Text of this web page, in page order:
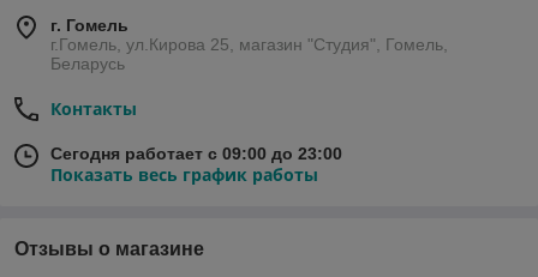
г. Гомель
г.Гомель, ул.Кирова 25, магазин "Студия", Гомель,
Беларусь
Контакты
Сегодня работает с 09:00 до 23:00
Показать весь график работы
Отзывы о магазине